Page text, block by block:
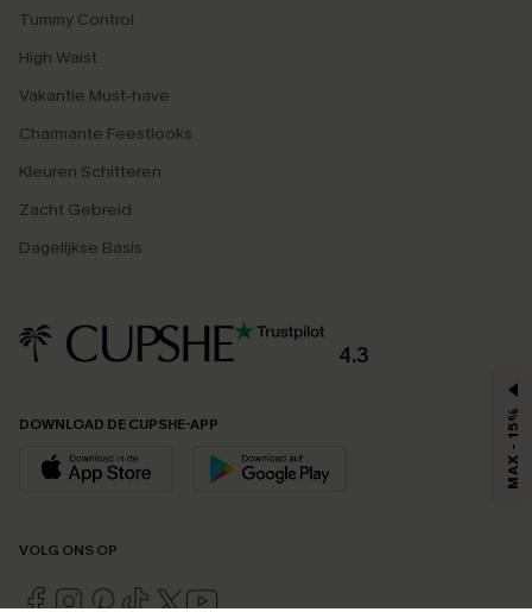
Tummy Control
High Waist
Vakantie Must-have
Charmante Feestlooks
Kleuren Schitteren
Zacht Gebreid
Dagelijkse Basis
4.3
DOWNLOAD DE CUPSHE-APP
VOLG ONS OP
MAX - 15%